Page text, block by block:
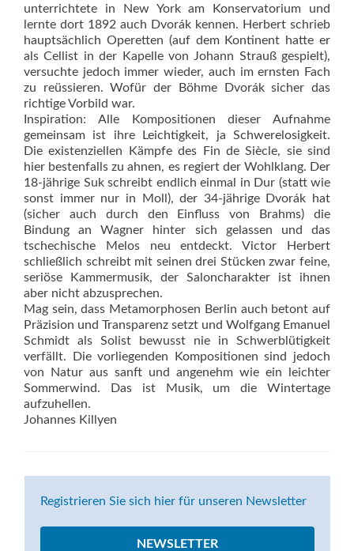
unterrichtete in New York am Konservatorium und
lernte dort 1892 auch Dvorák kennen. Herbert schrieb
hauptsächlich Operetten (auf dem Kontinent hatte er
als Cellist in der Kapelle von Johann Strauß gespielt),
versuchte jedoch immer wieder, auch im ernsten Fach
zu reüssieren. Wofür der Böhme Dvorák sicher das
richtige Vorbild war.
Inspiration: Alle Kompositionen dieser Aufnahme
gemeinsam ist ihre Leichtigkeit, ja Schwerelosigkeit.
Die existenziellen Kämpfe des Fin de Siècle, sie sind
hier bestenfalls zu ahnen, es regiert der Wohlklang. Der
18-jährige Suk schreibt endlich einmal in Dur (statt wie
sonst immer nur in Moll), der 34-jährige Dvorák hat
(sicher auch durch den Einfluss von Brahms) die
Bindung an Wagner hinter sich gelassen und das
tschechische Melos neu entdeckt. Victor Herbert
schließlich schreibt mit seinen drei Stücken zwar feine,
seriöse Kammermusik, der Saloncharakter ist ihnen
aber nicht abzusprechen.
Mag sein, dass Metamorphosen Berlin auch betont auf
Präzision und Transparenz setzt und Wolfgang Emanuel
Schmidt als Solist bewusst nie in Schwerblütigkeit
verfällt. Die vorliegenden Kompositionen sind jedoch
von Natur aus sanft und angenehm wie ein leichter
Sommerwind. Das ist Musik, um die Wintertage
aufzuhellen.
Johannes Killyen
Registrieren Sie sich hier für unseren Newsletter
NEWSLETTER